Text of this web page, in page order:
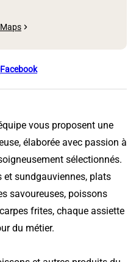
vous proposent une
élaborée avec passion à
sélectionnés.
et sundgauviennes, plats
savoureuses, poissons
frites, chaque assiette
du métier.
Facebook